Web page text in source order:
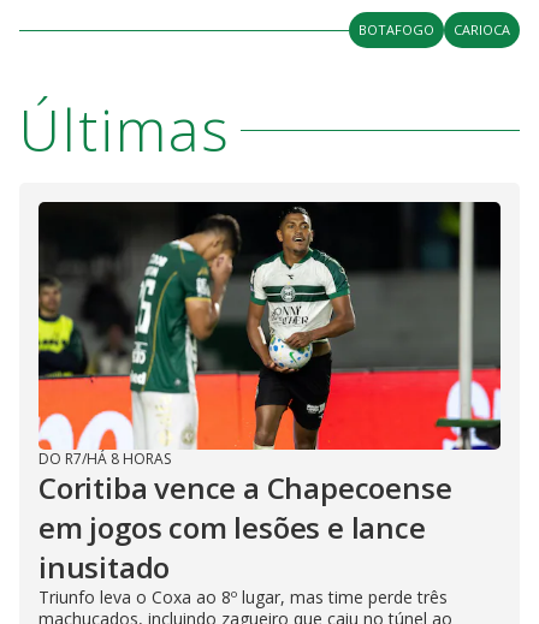
BOTAFOGO CARIOCA
Últimas
DO R7/HÁ 8 HORAS
Coritiba vence a Chapecoense
em jogos com lesões e lance
inusitado
Triunfo leva o Coxa ao 8º lugar, mas time perde três
machucados, incluindo zagueiro que caiu no túnel ao